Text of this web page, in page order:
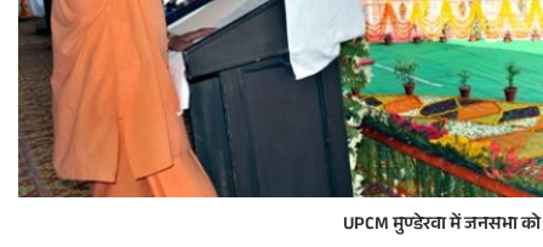
UPCM मुण्डेरवा में जनसभा